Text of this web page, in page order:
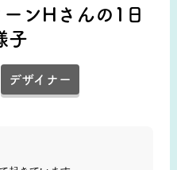
ンHさんの1日
子
デザイナー